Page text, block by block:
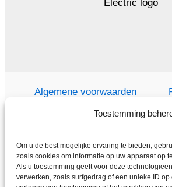
Toestemming
Om u de best mogelijke ervaring te bieden,
zoals cookies om informatie op uw apparaat op
Als u toestemming geeft voor deze
verwerken, zoals surfgedrag of een unieke ID op
Algemene voorwaarden
Thuis
Winkel